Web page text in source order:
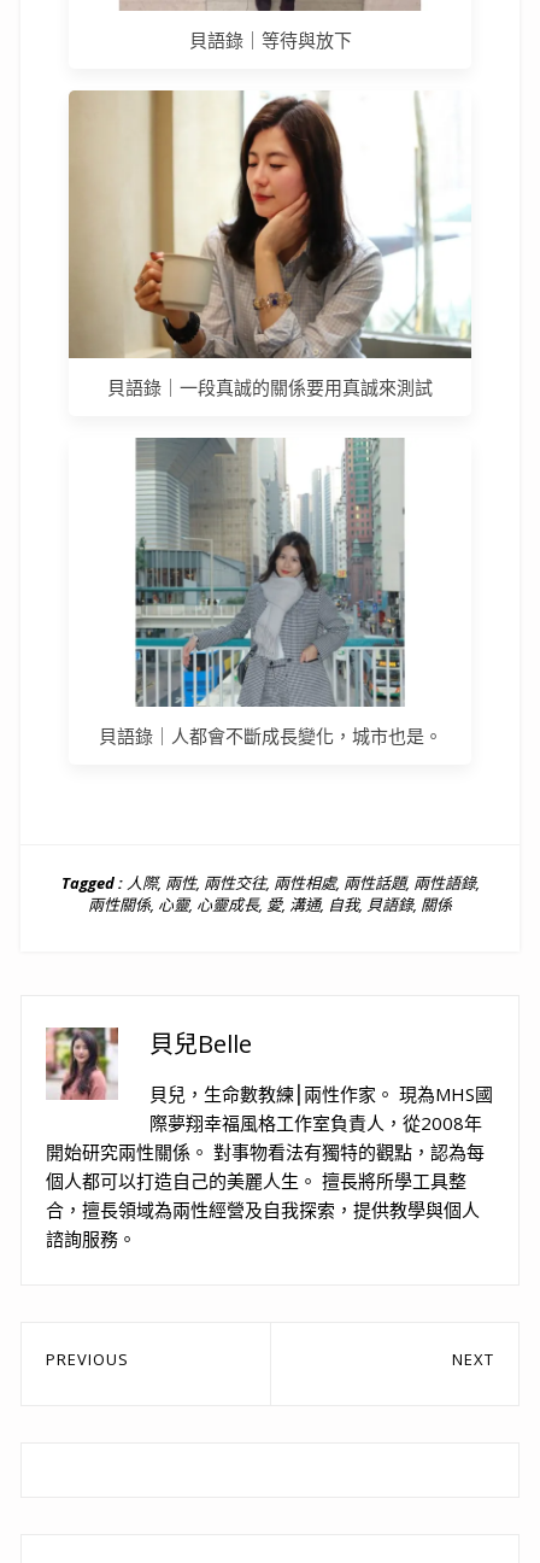
貝語錄｜等待與放下
貝語錄｜一段真誠的關係要用真誠來測試
貝語錄｜人都會不斷成長變化，城市也是。
Tagged : 人際, 兩性, 兩性交往, 兩性相處, 兩性話題, 兩性語錄,
兩性關係, 心靈, 心靈成長, 愛, 溝通, 自我, 貝語錄, 關係
貝兒Belle
貝兒，生命數教練⎮兩性作家。 現為MHS國
際夢翔幸福風格工作室負責人，從2008年
開始研究兩性關係。 對事物看法有獨特的觀點，認為每
個人都可以打造自己的美麗人生。 擅長將所學工具整
合，擅長領域為兩性經營及自我探索，提供教學與個人
諮詢服務。
文
PREVIOUS NEXT